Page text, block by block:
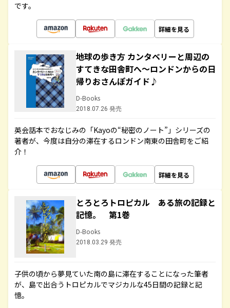
です。
詳細を見る
地球の歩き方 カンタベリーと周辺の
すてきな田舎町へ～ロンドンからの日
帰りおさんぽガイド♪
D-Books
2018.07.26 発売
英会話本でおなじみの「Kayoの“秘密のノート”」シリーズの
著者が、今度は自分の滞在するロンドン南東の田舎町をご紹
介！
詳細を見る
とろとろトロピカル ある旅の記録と
記憶。 第1巻
D-Books
2018.03.29 発売
子供の頃から夢見ていた南の島に滞在することになった筆者
が、島で出合うトロピカルでマジカルな45日間の記録と記
憶。